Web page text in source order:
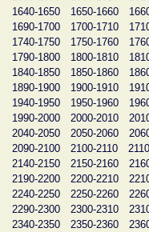
1640-1650
1650-1660
1690-1700
1700-1710
1740-1750
1750-1760
1790-1800
1800-1810
1840-1850
1850-1860
1890-1900
1900-1910
1940-1950
1950-1960
1990-2000
2000-2010
2040-2050
2050-2060
2090-2100
2100-2110
2140-2150
2150-2160
2190-2200
2200-2210
2240-2250
2250-2260
2290-2300
2300-2310
2340-2350
2350-2360